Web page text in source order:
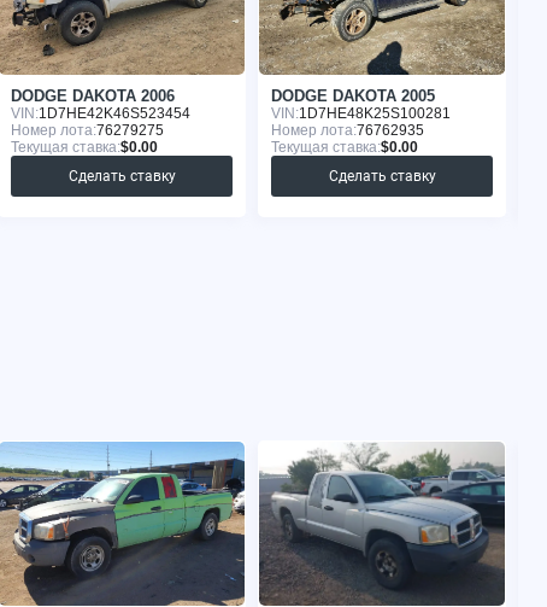
DODGE DAKOTA 2006
VIN:1D7HE42K46S523454
Номер лота:76279275
Текущая ставка:$0.00
Сделать ставку
DODGE DAKOTA 2005
VIN:1D7HE48K25S100281
Номер лота:76762935
Текущая ставка:$0.00
Сделать ставку